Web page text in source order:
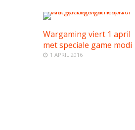
Wargaming viert 1 april
met speciale game modi
1 APRIL 2016